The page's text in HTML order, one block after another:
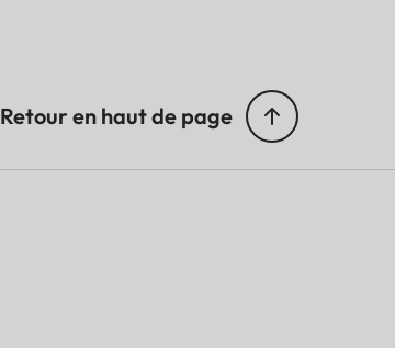
Retour en haut de page